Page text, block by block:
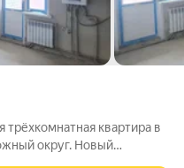
квартира в
округ. Новый